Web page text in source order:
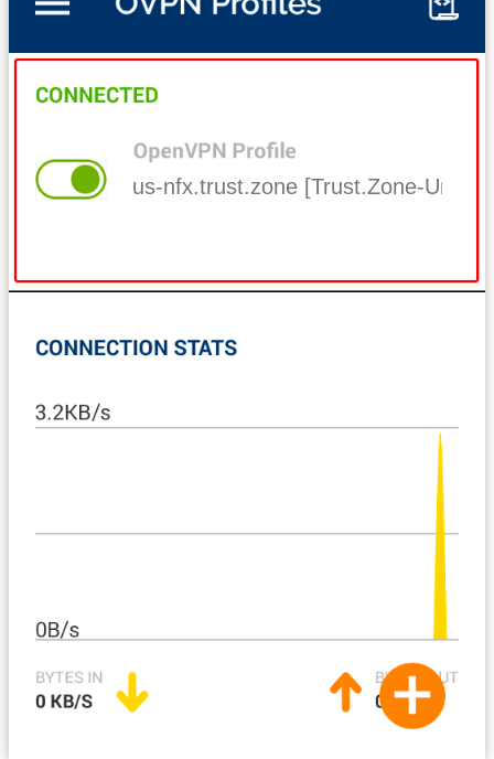
us-nfx.trust.zone [Trust.Zone-